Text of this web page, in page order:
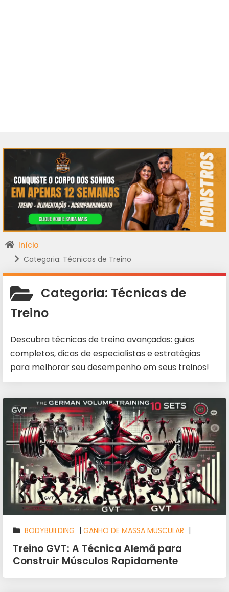
Início
Categoria: Técnicas de Treino
Categoria: Técnicas de
Treino
Descubra técnicas de treino avançadas: guias
completos, dicas de especialistas e estratégias
para melhorar seu desempenho em seus treinos!
BODYBUILDING | GANHO DE MASSA MUSCULAR |
MUSCULAÇÃO | TÉCNICAS DE TREINO |TREINO
Treino GVT: A Técnica Alemã para
Construir Músculos Rapidamente